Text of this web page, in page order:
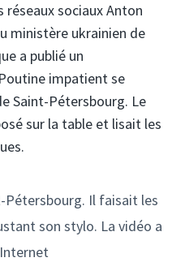
réseaux sociaux Anton
ministère ukrainien de
a publié un
impatient se
Saint-Pétersbourg. Le
sur la table et lisait les
Pétersbourg. Il faisait les
son stylo. La vidéo a